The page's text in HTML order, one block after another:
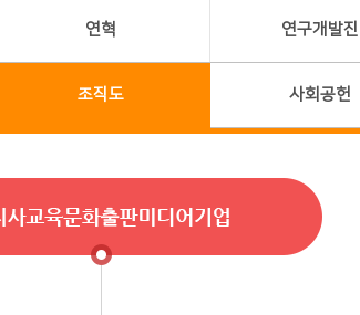
연혁 연구개발진
조직도 사회공헌